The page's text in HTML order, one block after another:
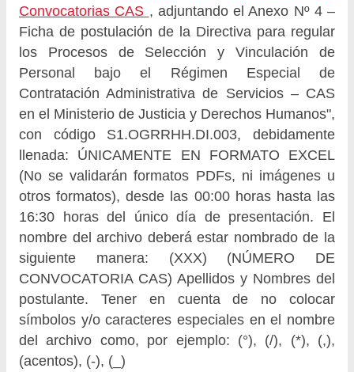
Convocatorias CAS , adjuntando el Anexo Nº 4 –
Ficha de postulación de la Directiva para regular
los Procesos de Selección y Vinculación de
Personal bajo el Régimen Especial de
Contratación Administrativa de Servicios – CAS
en el Ministerio de Justicia y Derechos Humanos",
con código S1.OGRRHH.DI.003, debidamente
llenada: ÚNICAMENTE EN FORMATO EXCEL
(No se validarán formatos PDFs, ni imágenes u
otros formatos), desde las 00:00 horas hasta las
16:30 horas del único día de presentación. El
nombre del archivo deberá estar nombrado de la
siguiente manera: (XXX) (NÚMERO DE
CONVOCATORIA CAS) Apellidos y Nombres del
postulante. Tener en cuenta de no colocar
símbolos y/o caracteres especiales en el nombre
del archivo como, por ejemplo: (°), (/), (*), (,),
(acentos), (-), (_)